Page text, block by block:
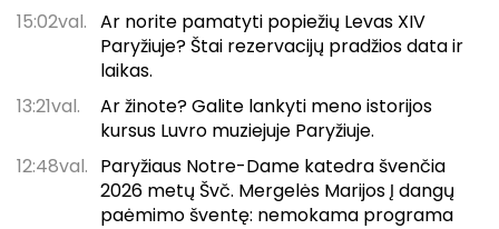
15:02val. Ar norite pamatyti popiežių Levas XIV
Paryžiuje? Štai rezervacijų pradžios data ir
laikas.
13:21val.
Ar žinote? Galite lankyti meno istorijos
kursus Luvro muziejuje Paryžiuje.
12:48val. Paryžiaus Notre-Dame katedra švenčia
2026 metų Švč. Mergelės Marijos Į dangų
paėmimo šventę: nemokama programa